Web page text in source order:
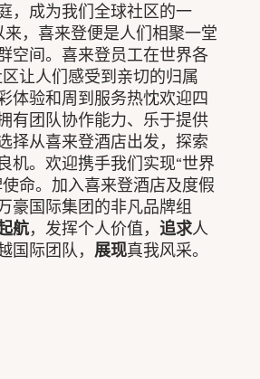
，成为我们全球社区的一
来，喜来登便是人们相聚一堂
空间。喜来登员工在世界各
让人们感受到亲切的归属
体验和周到服务热忱欢迎四
有团队协作能力、乐于提供
择从喜来登酒店出发，探索
机。欢迎携手我们实现“世界
命。加入喜来登酒店及度假
豪国际集团的非凡品牌组
航，发挥个人价值，追求人
国际团队， 展现真我风采。